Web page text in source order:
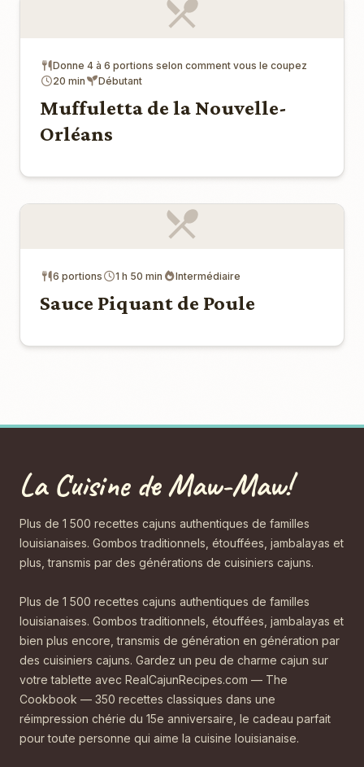
Donne 4 à 6 portions selon comment vous le coupez
20 min
Débutant
Muffuletta de la Nouvelle-
Orléans
6 portions 1 h 50 min Intermédiaire
Sauce Piquant de Poule
La Cuisine de Maw-Maw!
Plus de 1 500 recettes cajuns authentiques de familles
louisianaises. Gombos traditionnels, étouffées, jambalayas et
plus, transmis par des générations de cuisiniers cajuns.
Plus de 1 500 recettes cajuns authentiques de familles
louisianaises. Gombos traditionnels, étouffées, jambalayas et
bien plus encore, transmis de génération en génération par
des cuisiniers cajuns. Gardez un peu de charme cajun sur
votre tablette avec RealCajunRecipes.com — The
Cookbook — 350 recettes classiques dans une
réimpression chérie du 15e anniversaire, le cadeau parfait
pour toute personne qui aime la cuisine louisianaise.